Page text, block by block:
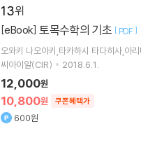
13
[eBook] 토목수학의 기초 [ PDF ]
오와키 나오아키,타카하시 타다히사,아리
이성혁,임유진,정우영,박대욱,권순덕 공역
씨아이알(CIR) 2018.6.1.
10,800원 쿠폰혜택가
12,000원
600원